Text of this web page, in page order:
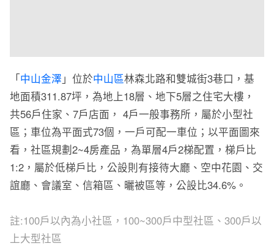
「中山金澤 」位於中山區林森北路和雙城街3巷口，基
地面積311.87坪，為地上18層、地下5層之住宅大樓，
共56戶住家、7戶店面， 4戶一般事務所，屬於小型社
區；車位為平面式73個，一戶可配一車位；以平面圖來
看，社區規劃2~4房產品，為單層4戶2梯配置，梯戶比
1:2，屬於低梯戶比，公設則有接待大廳、空中花園、交
誼廳、會議室、信箱區、曬被區等，公設比34.6%。
註:100戶以內為小社區，100~300戶中型社區、300戶以
上大型社區